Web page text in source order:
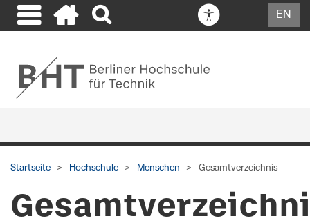
EN
Startseite Hochschule Menschen Gesamtverzeichnis